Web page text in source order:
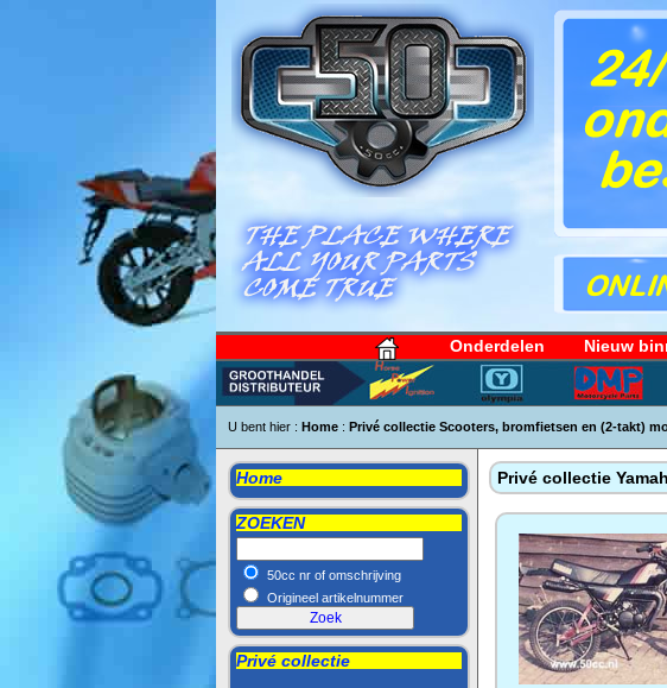
Onderdelen Nieuw
U bent hier : Home : Privé collectie Scooters, bromfietsen en (2-takt)
Home
ZOEKEN
50cc nr of omschrijving
Origineel artikelnummer
Privé collectie
Privé collectie